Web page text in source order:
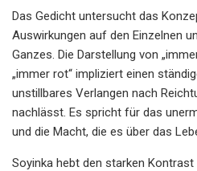
Das Gedicht untersucht das
Auswirkungen auf den Einzelnen
Ganzes. Die Darstellung von
„immer rot“ impliziert einen
unstillbares Verlangen nach
nachlässt. Es spricht für das
und die Macht, die es über das
Soyinka hebt den starken